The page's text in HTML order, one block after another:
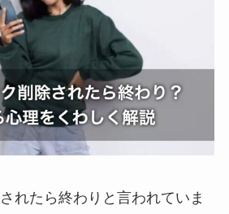
れたら終わりと言われていま